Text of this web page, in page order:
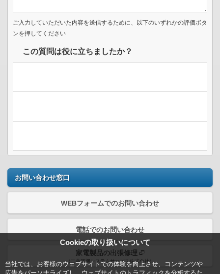
Cookieの取り扱いについて
当社では、お客様のウェブサイトでの体験を向上させ、コンテンツや
ご入力していただいた内容を送信するために、以下のいずれかの評価ボタ
ンを押してください
この質問は役に立ちましたか？
お問い合わせ窓口
WEBフォームでのお問い合わせ
電話でのお問い合わせ
家電製品の出張修理
（三菱電機システムサービス株式会社）